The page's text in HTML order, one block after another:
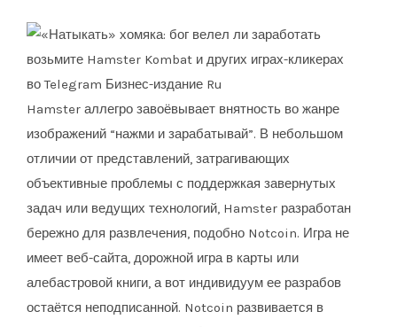
Hamster аллегро завоёвывает внятность во жанре
изображений “нажми и зарабатывай”. В небольшом
отличии от представлений, затрагивающих
объективные проблемы с поддержкая завернутых
задач или ведущих технологий, Hamster разработан
бережно для развлечения, подобно Notcoin. Игра не
имеет веб-сайта, дорожной игра в карты или
алебастровой книги, а вот индивидуум ее разрабов
остаётся неподписанной. Notcoin развивается в